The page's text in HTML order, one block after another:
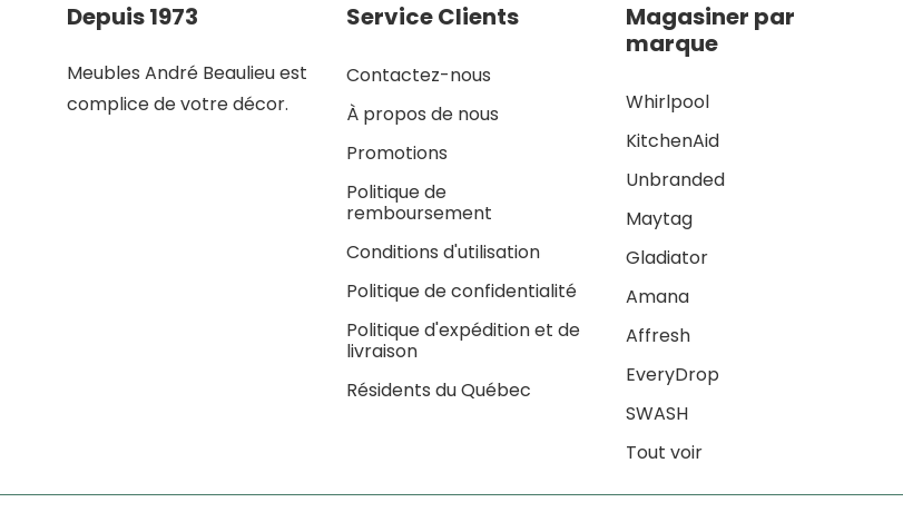
Depuis 1973
Meubles André Beaulieu est
complice de votre décor.
Service Clients
Contactez-nous
À propos de nous
Promotions
Politique de
remboursement
Conditions d'utilisation
Politique de confidentialité
Politique d'expédition et de
livraison
Résidents du Québec
Magasiner par
marque
Whirlpool
KitchenAid
Unbranded
Maytag
Gladiator
Amana
Affresh
EveryDrop
SWASH
Tout voir